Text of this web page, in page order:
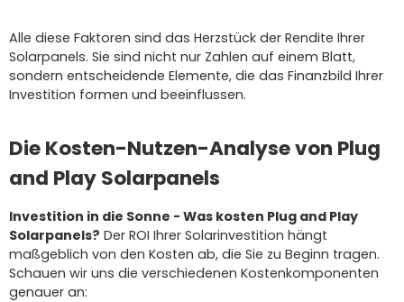
Alle diese Faktoren sind das Herzstück der Rendite Ihrer
Solarpanels. Sie sind nicht nur Zahlen auf einem Blatt,
sondern entscheidende Elemente, die das Finanzbild Ihrer
Investition formen und beeinflussen.
Die Kosten-Nutzen-Analyse von Plug
and Play Solarpanels
Investition in die Sonne - Was kosten Plug and Play
Solarpanels? Der ROI Ihrer Solarinvestition hängt
maßgeblich von den Kosten ab, die Sie zu Beginn tragen.
Schauen wir uns die verschiedenen Kostenkomponenten
genauer an: